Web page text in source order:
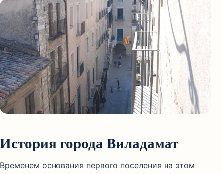
История города Виладамат
Временем основания первого поселения на этом